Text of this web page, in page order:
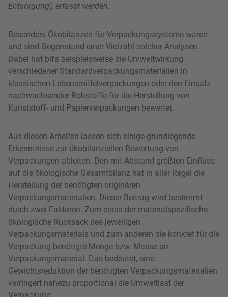
Entsorgung), erfasst werden.
Besonders Ökobilanzen für Verpackungssysteme waren
und sind Gegenstand einer Vielzahl solcher Analysen.
Dabei hat bifa beispielsweise die Umweltwirkung
verschiedener Standardverpackungsmaterialien in
klassischen Lebensmittelverpackungen oder den Einsatz
nachwachsender Rohstoffe für die Herstellung von
Kunststoff- und Papierverpackungen bewertet.
Aus diesen Arbeiten lassen sich einige grundlegende
Erkenntnisse zur ökobilanziellen Bewertung von
Verpackungen ableiten. Den mit Abstand größten Einfluss
auf die ökologische Gesamtbilanz hat in aller Regel die
Herstellung der benötigten originären
Verpackungsmaterialien. Dieser Beitrag wird bestimmt
durch zwei Faktoren. Zum einen der materialspezifische
ökologische Rucksack des jeweiligen
Verpackungsmaterials und zum anderen die konkret für die
Verpackung benötigte Menge bzw. Masse an
Verpackungsmaterial. Das bedeutet, eine
Gewichtsreduktion der benötigten Verpackungsmaterialien
verringert nahezu proportional die Umweltlast der
Verpackung.